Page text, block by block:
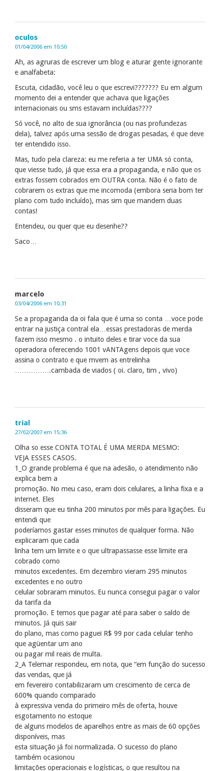
oculos
01/04/2006 em 10:50
Ah, as agruras de escrever um blog e aturar gente ignorante
e analfabeta:
Escuta, cidadão, você leu o que escrevi??????? Eu em algum
momento dei a entender que achava que ligações
internacionais ou sms estavam incluídas????
Só você, no alto de sua ignorância (ou nas profundezas
dela), talvez após uma sessão de drogas pesadas, é que deve
ter entendido isso.
Mas, tudo pela clareza: eu me referia a ter UMA só conta,
que viesse tudo, já que essa era a propaganda, e não que os
extras fossem cobrados em OUTRA conta. Não é o fato de
cobrarem os extras que me incomoda (embora seria bom ter
plano com tudo incluído), mas sim que mandem duas
contas!
Entendeu, ou quer que eu desenhe??
Saco…
marcelo
03/04/2006 em 10:31
Se a propaganda da oi fala que é uma so conta …voce pode
entrar na justiça contral ela…essas prestadoras de merda
fazem isso mesmo . o intuito deles e tirar voce da sua
operadora oferecendo 1001 vANTAgens depois que voce
assina o contrato e que mvem as entrelinha
…………….cambada de viados ( oi. claro, tim , vivo)
trial
27/02/2007 em 15:36
Olha so esse CONTA TOTAL É UMA MERDA MESMO:
VEJA ESSES CASOS.
1_O grande problema é que na adesão, o atendimento não
explica bem a
promoção. No meu caso, eram dois celulares, a linha fixa e a
internet. Eles
disseram que eu tinha 200 minutos por mês para ligações. Eu
entendi que
poderíamos gastar esses minutos de qualquer forma. Não
explicaram que cada
linha tem um limite e o que ultrapassasse esse limite era
cobrado como
minutos excedentes. Em dezembro vieram 295 minutos
excedentes e no outro
celular sobraram minutos. Eu nunca consegui pagar o valor
da tarifa da
promoção. E temos que pagar até para saber o saldo de
minutos. Já quis sair
do plano, mas como paguei R$ 99 por cada celular tenho
que agüentar um ano
ou pagar mil reais de multa.
2_A Telemar respondeu, em nota, que “em função do sucesso
das vendas, que já
em fevereiro contabilizaram um crescimento de cerca de
600% quando comparado
à expressiva venda do primeiro mês de oferta, houve
esgotamento no estoque
de alguns modelos de aparelhos entre as mais de 60 opções
disponíveis, mas
esta situação já foi normalizada. O sucesso do plano
também ocasionou
limitações operacionais e logísticas, o que resultou na